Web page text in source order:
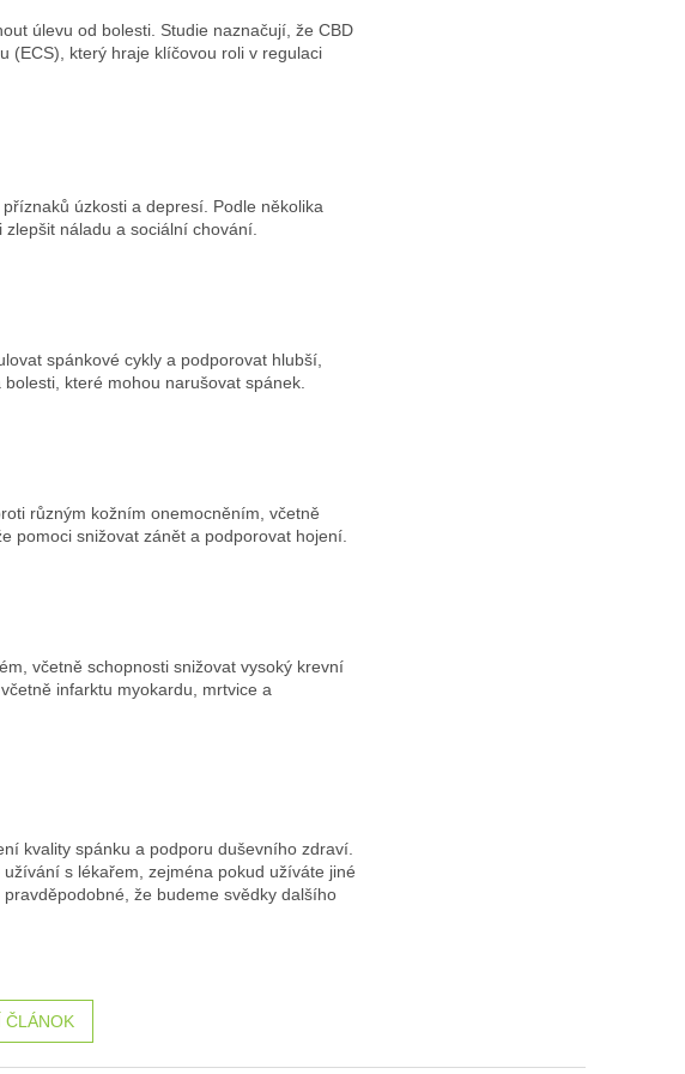
úlevu od bolesti. Studie naznačují, že CBD
(ECS), který hraje klíčovou roli v regulaci
úzkosti a depresí. Podle několika
náladu a sociální chování.
spánkové cykly a podporovat hlubší,
které mohou narušovat spánek.
různým kožním onemocněním, včetně
pomoci snižovat zánět a podporovat hojení.
včetně schopnosti snižovat vysoký krevní
infarktu myokardu, mrtvice a
kvality spánku a podporu duševního zdraví.
s lékařem, zejména pokud užíváte jiné
že budeme svědky dalšího
ČLÁNOK